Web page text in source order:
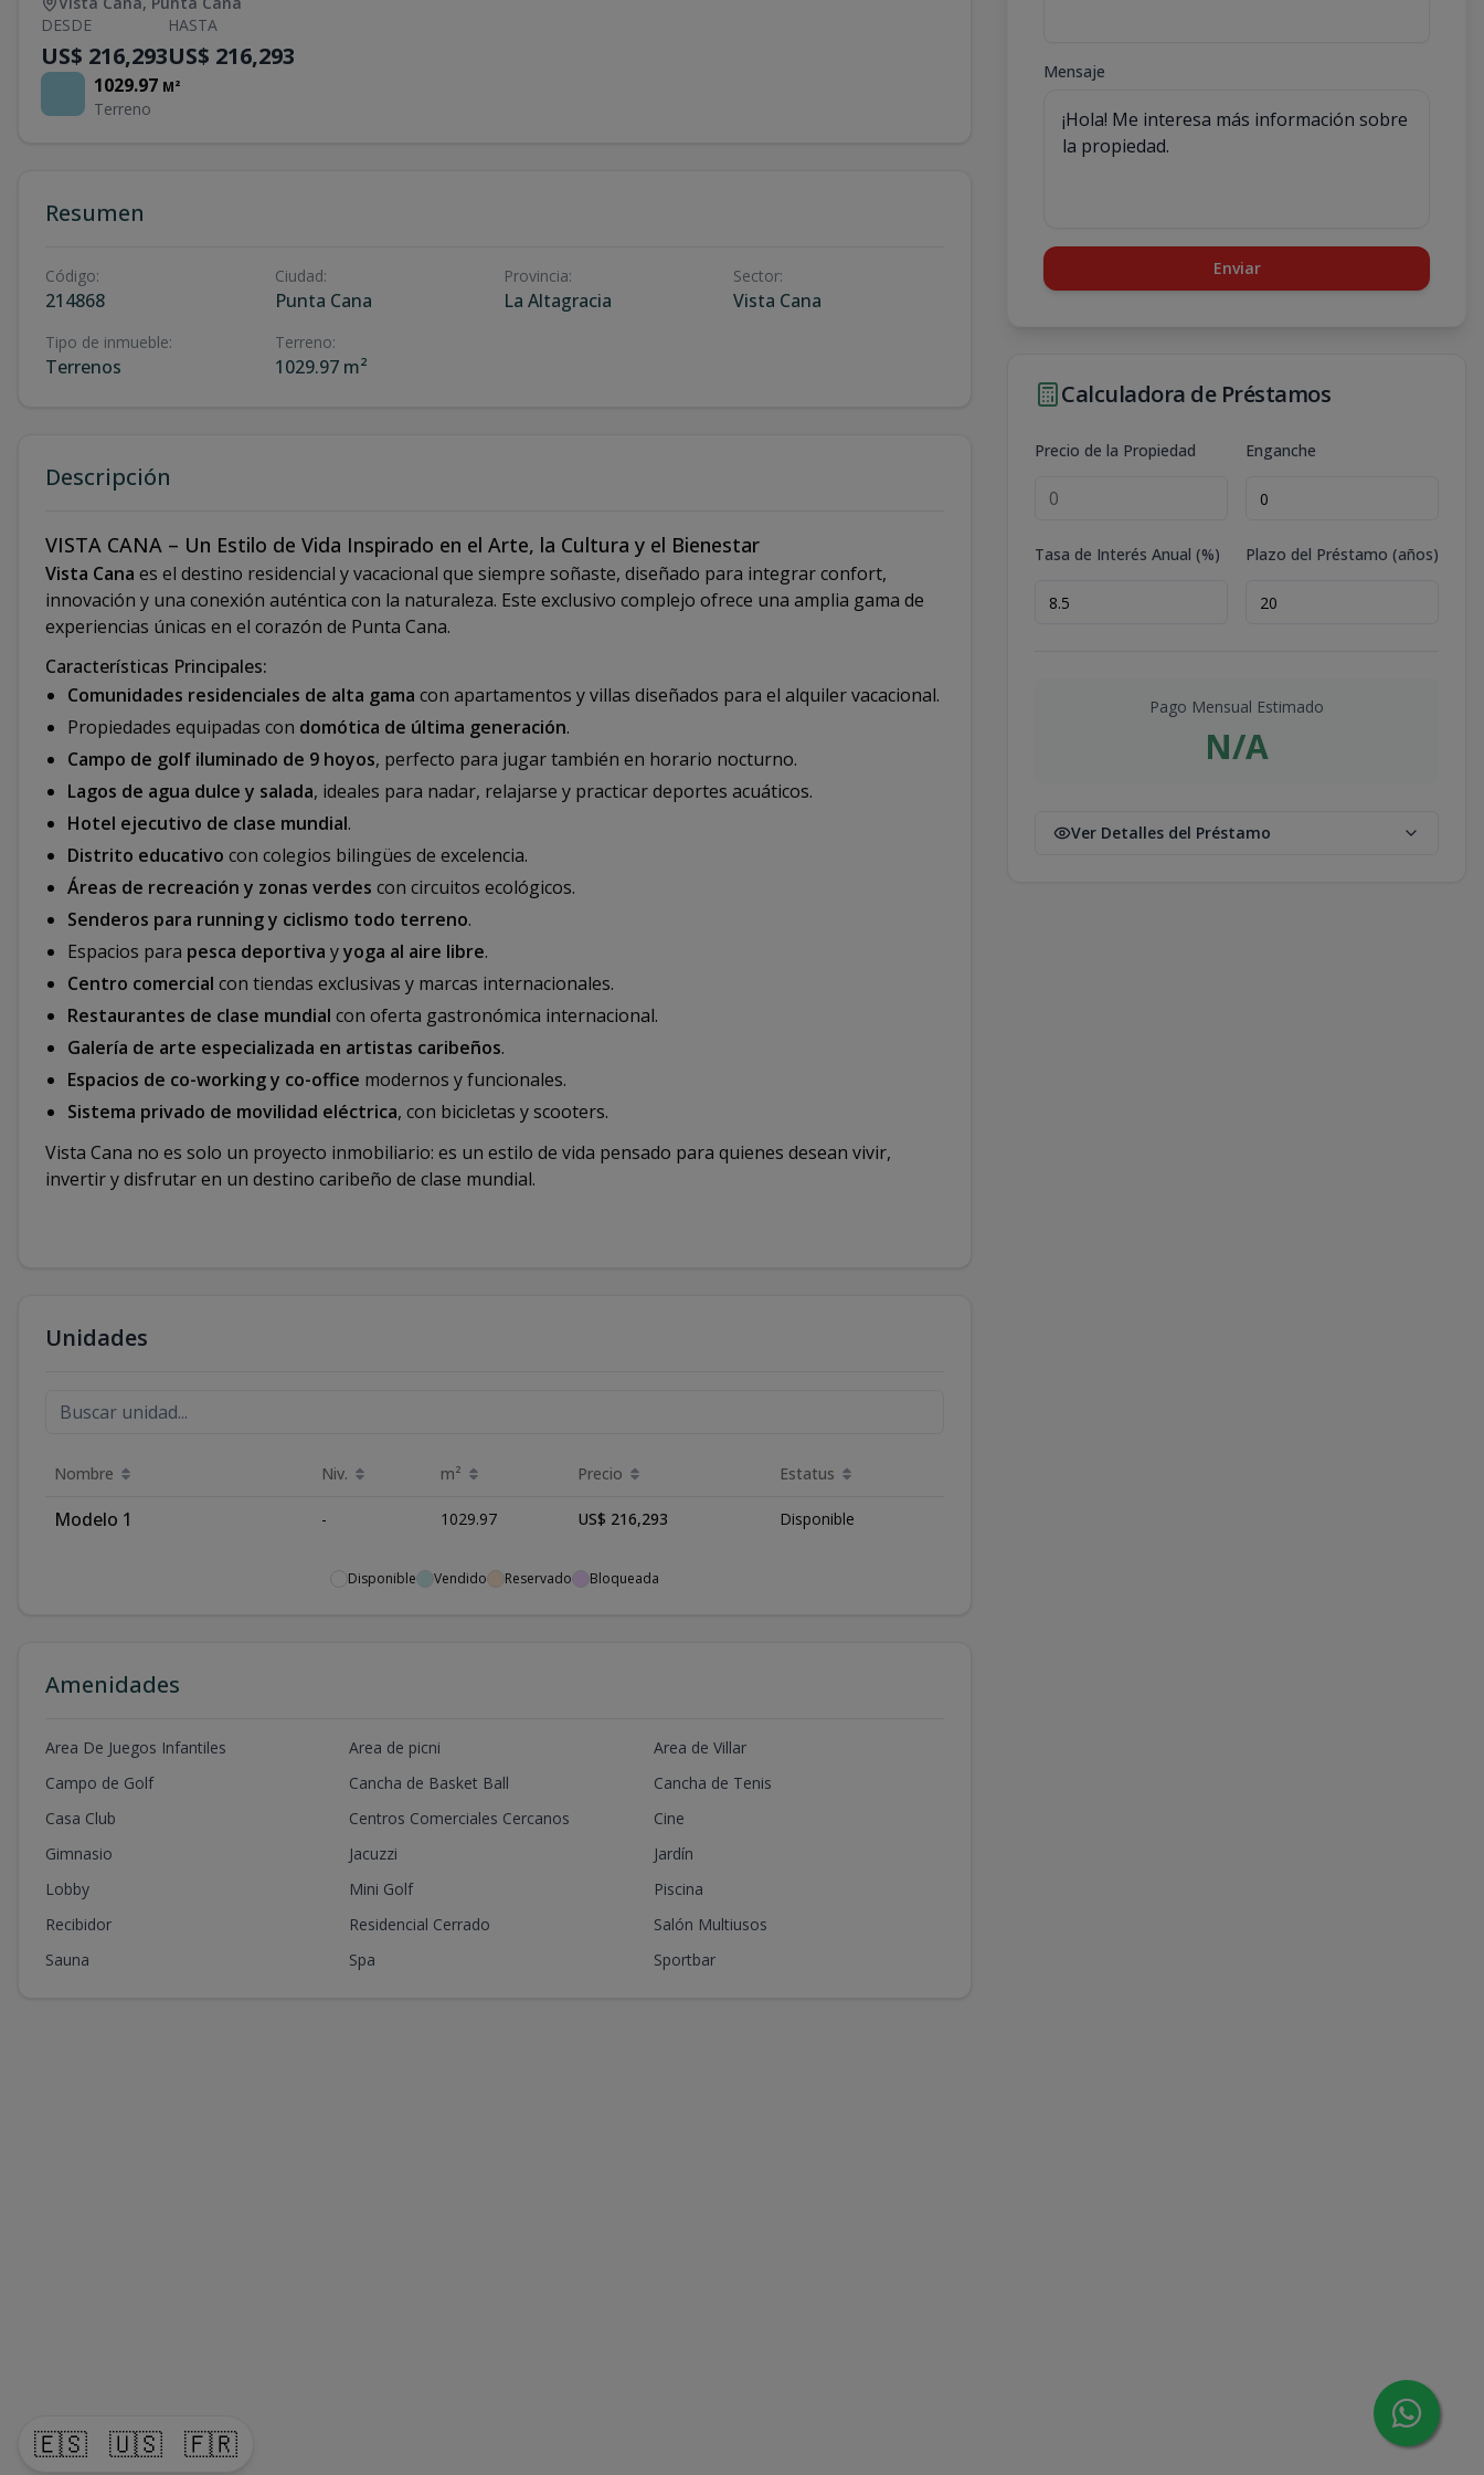
🇪🇸 🇺🇸 🇫🇷
DESDE
US$ 216,293
HASTA
US$ 216,293
1029.97 M²
Terreno
Resumen
Código:
214868
Ciudad:
Punta Cana
Provincia:
La Altagracia
Sector:
Vista Cana
Tipo de inmueble:
Terrenos
Terreno:
1029.97 m²
Descripción
VISTA CANA – Un Estilo de Vida Inspirado en el Arte, la Cultura y el Bienestar
Vista Cana es el destino residencial y vacacional que siempre soñaste, diseñado para integrar confort,
innovación y una conexión auténtica con la naturaleza. Este exclusivo complejo ofrece una amplia gama de
experiencias únicas en el corazón de Punta Cana.
Características Principales:
Comunidades residenciales de alta gama con apartamentos y villas diseñados para el alquiler vacacional.
Propiedades equipadas con domótica de última generación.
Campo de golf iluminado de 9 hoyos, perfecto para jugar también en horario nocturno.
Lagos de agua dulce y salada, ideales para nadar, relajarse y practicar deportes acuáticos.
Hotel ejecutivo de clase mundial.
Distrito educativo con colegios bilingües de excelencia.
Áreas de recreación y zonas verdes con circuitos ecológicos.
Senderos para running y ciclismo todo terreno.
Espacios para pesca deportiva yyoga al aire libre.
Centro comercial con tiendas exclusivas y marcas internacionales.
Restaurantes de clase mundial con oferta gastronómica internacional.
Galería de arte especializada en artistas caribeños.
Espacios de co-working y co-office modernos y funcionales.
Sistema privado de movilidad eléctrica, con bicicletas y scooters.
Vista Cana no es solo un proyecto inmobiliario: es un estilo de vida pensado para quienes desean vivir,
invertir y disfrutar en un destino caribeño de clase mundial.
Unidades
Nombre Niv. m² Precio Estatus
Modelo 1 - 1029.97 US$ 216,293 Disponible
Disponible Vendido Reservado Bloqueada
Amenidades
Area De Juegos Infantiles Area de picni
Area de Villar
Campo de Golf
Cancha de Basket Ball
Cancha de Tenis
Casa Club
Centros Comerciales Cercanos
Cine
Gimnasio
Jacuzzi
Jardín
Lobby
Mini Golf
Piscina
Recibidor
Residencial Cerrado
Salón Multiusos
Sauna
Spa Sportbar
Mensaje
Enviar
Calculadora de Préstamos
Precio de la Propiedad Enganche
Tasa de Interés Anual (%) Plazo del Préstamo (años)
Pago Mensual Estimado
N/A
Ver Detalles del Préstamo